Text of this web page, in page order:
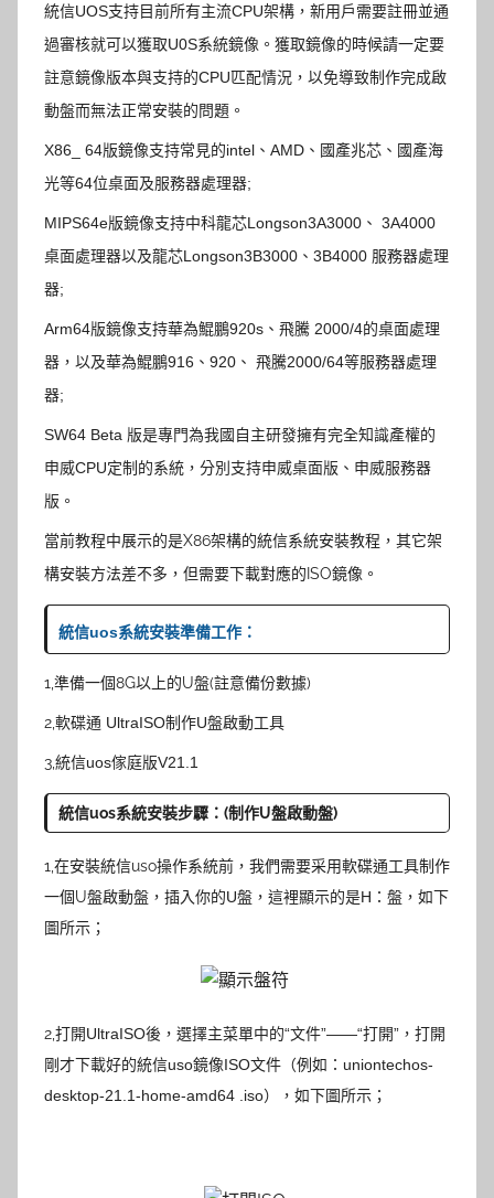
統信UOS支持目前所有主流CPU架構，新用戶需要註冊並通
過審核就可以獲取U0S系統鏡像。獲取鏡像的時候請一定要
註意鏡像版本與支持的CPU匹配情況，以免導致制作完成啟
動盤而無法正常安裝的問題。
X86_ 64版鏡像支持常見的intel、AMD、國產兆芯、國產海
光等64位桌面及服務器處理器;
MIPS64e版鏡像支持中科龍芯Longson3A3000、 3A4000
桌面處理器以及龍芯Longson3B3000、3B4000 服務器處理
器;
Arm64版鏡像支持華為鯤鵬920s、飛騰 2000/4的桌面處理
器，以及華為鯤鵬916、920、 飛騰2000/64等服務器處理
器;
SW64 Beta 版是專門為我國自主研發擁有完全知識產權的
申威CPU定制的系統，分別支持申威桌面版、申威服務器
版。
當前教程中展示的是X86架構的統信系統安裝教程，其它架
構安裝方法差不多，但需要下載對應的ISO鏡像。
統信uos系統安裝準備工作：
1,準備一個8G以上的U盤(註意備份數據)
2,軟碟通 UltraISO制作U盤啟動工具
3,統信uos傢庭版V21.1
統信uos系統安裝步驟：(制作U盤啟動盤)
1,在安裝統信uso操作系統前，我們需要采用軟碟通工具制作
一個U盤啟動盤， 插入你的U盤，這裡顯示的是H：盤， 如下
圖所示；
2,打開UltraISO後，選擇主菜單中的“文件”——“打開”，打開
剛才下載好的統信uso鏡像ISO文件（例如：uniontechos-
desktop-21.1-home-amd64 .iso），如下圖所示；